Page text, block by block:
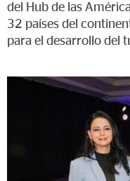
del Hub de las
32 países del
para el desarrollo del